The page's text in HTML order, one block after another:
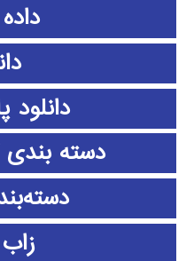
دانلود
دسته بندی
زاب ZAB